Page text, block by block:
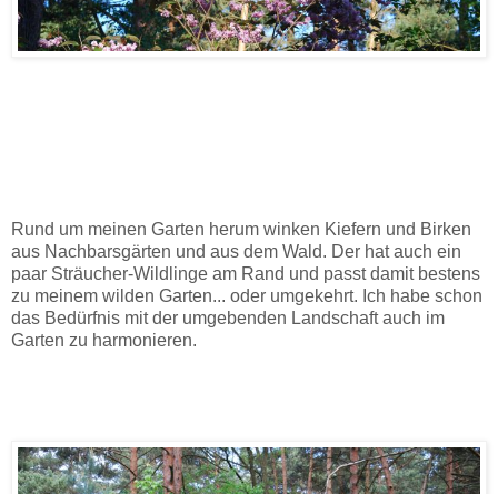
Rund um meinen Garten herum winken Kiefern und Birken
aus Nachbarsgärten und aus dem Wald. Der hat auch ein
paar Sträucher-Wildlinge am Rand und passt damit bestens
zu meinem wilden Garten... oder umgekehrt. Ich habe schon
das Bedürfnis mit der umgebenden Landschaft auch im
Garten zu harmonieren.